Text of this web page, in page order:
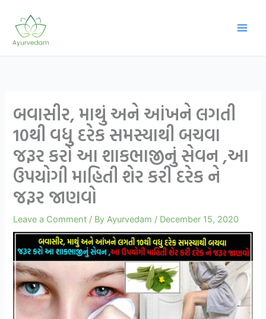
content
બવાસીર, માથું અને આંખને લગતી
10થી વધુ દરેક સમસ્યાથી બચવા
જરૂર કરો આ શાકભાજીનું સેવન ,આ
ઉપયોગી માહિતી શેર કરી દરેક ને
જરૂર જાણવો
Leave a Comment / ByAyurvedam / December 15, 2020